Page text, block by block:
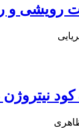
رویشی و